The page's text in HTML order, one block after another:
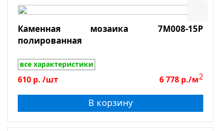
Каменная мозаика 7M008-15P
полированная
все характеристики
610 р. /шт 6 778 р./м2
В корзину